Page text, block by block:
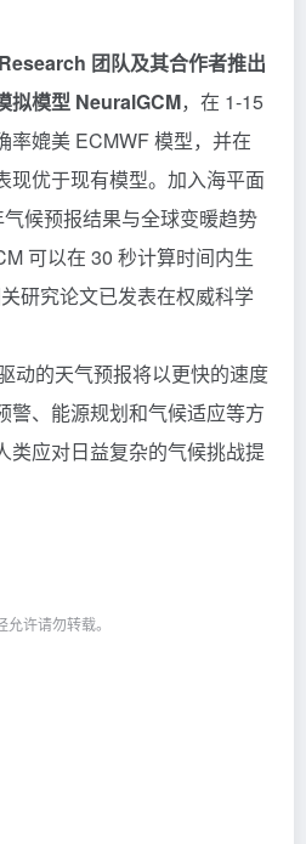
团队及其合作者推出
拟模型 NeuralGCM，在 1-15
率媲美 ECMWF 模型，并在
现优于现有模型。加入海平面
候预报结果与全球变暖趋势
可以在 30 秒计算时间内生
研究论文已发表在权威科学
动的天气预报将以更快的速度
警、能源规划和气候适应等方
类应对日益复杂的气候挑战提
允许请勿转载。